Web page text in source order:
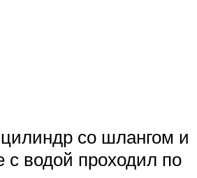
со шлангом и
с водой проходил по